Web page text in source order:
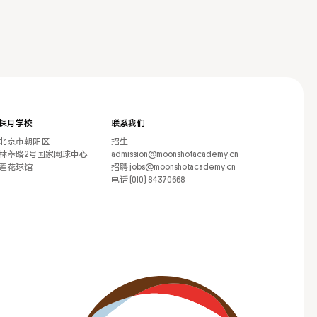
月学校
京市朝阳区
萃路2号国家网球中心
花球馆
联系我们
招生
admission@moonshotacademy.cn
招聘 jobs@moonshotacademy.cn
电话 (010) 84370668